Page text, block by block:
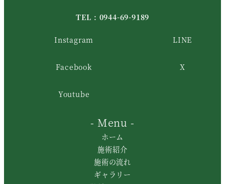
TEL : 0944-69-9189
Instagram LINE
Facebook X
Youtube
- Menu -
ホーム
施術紹介
施術の流れ
ギャラリー